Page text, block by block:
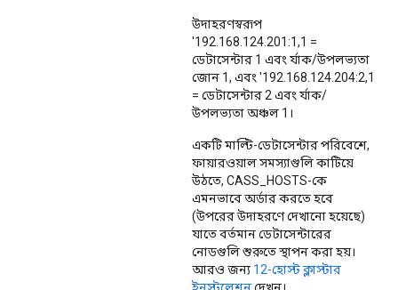
উদাহরণস্বরূপ
'192.168.124.201:1,1 =
ডেটাসেন্টার 1 এবং র্যাক/উপলভ্যতা
জোন 1, এবং '192.168.124.204:2,1
= ডেটাসেন্টার 2 এবং র্যাক/
উপলভ্যতা অঞ্চল 1।
একটি মাল্টি-ডেটাসেন্টার পরিবেশে,
ফায়ারওয়াল সমস্যাগুলি কাটিয়ে
উঠতে, CASS_HOSTS-কে
এমনভাবে অর্ডার করতে হবে
(উপরের উদাহরণে দেখানো হয়েছে)
যাতে বর্তমান ডেটাসেন্টারের
নোডগুলি শুরুতে স্থাপন করা হয়।
আরও জন্য 12-হোস্ট ক্লাস্টার